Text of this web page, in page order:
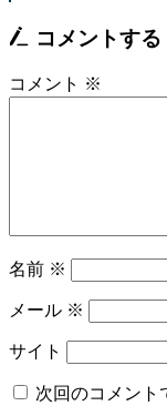
コメントする
コメント ※
名前 ※
メール ※
サイト
次回のコメント